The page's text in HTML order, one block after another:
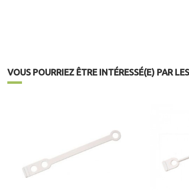
VOUS POURRIEZ ÊTRE INTÉRESSÉ(E) PAR